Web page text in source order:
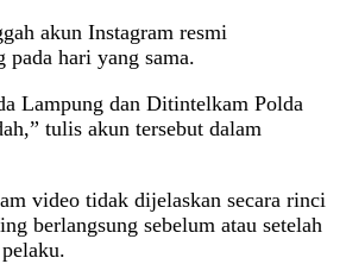
akun Instagram resmi
pada hari yang sama.
Lampung dan Ditintelkam Polda
tulis akun tersebut dalam
video tidak dijelaskan secara rinci
berlangsung sebelum atau setelah